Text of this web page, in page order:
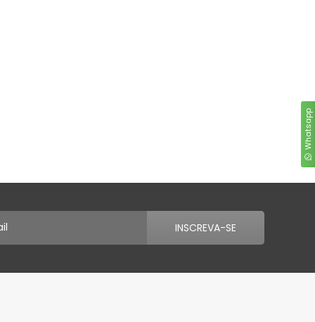
Whatsapp